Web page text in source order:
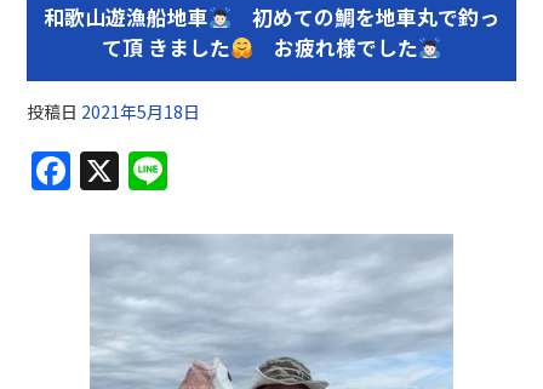
和歌山遊漁船地車
初めての鯛を地車丸で釣っ
て頂 きました
お疲れ様でした
投稿日 2021年5月18日
F
a
c
e
b
o
X
e